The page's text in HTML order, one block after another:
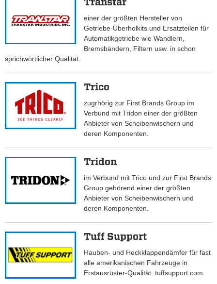
einer der größten Hersteller von
Getriebe-Überholkits und Ersatzteilen für
Automatikgetriebe wie Wandlern,
Bremsbändern, Filtern usw. in schon
sprichwörtlicher Qualität.
Trico
zugrhörig zur First Brands Group im
Verbund mit Tridon einer der größten
Anbieter von Scheibenwischern und
deren Komponenten.
Tridon
im Verbund mit Trico und zur First Brands
Group gehörend einer der größten
Anbieter von Scheibenwischern und
deren Komponenten.
Tuff Support
Hauben- und Heckklappendämfer für fast
alle amerikanischen Fahrzeuge in
Erstausrüster-Qualität. tuffsupport.com